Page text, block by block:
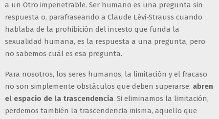
a un Otro impenetrable. Ser humano es una pregunta sin
respuesta o, parafraseando a Claude Lévi-Strauss cuando
hablaba de la prohibición del incesto que funda la
sexualidad humana, es la respuesta a una pregunta, pero
no sabemos cuál es esa pregunta.
Para nosotros, los seres humanos, la limitación y el fracaso
no son simplemente obstáculos que deben superarse: abren
el espacio de la trascendencia. Si eliminamos la limitación,
perdemos también la trascendencia misma, aquello que